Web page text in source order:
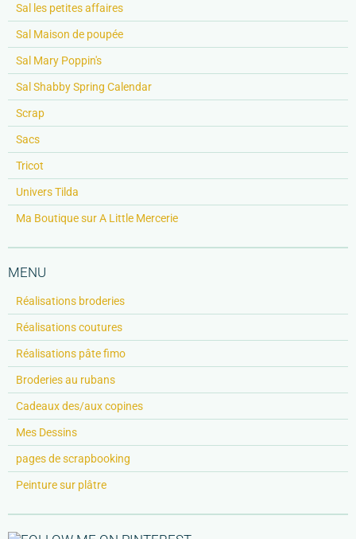
Sal les petites affaires
Sal Maison de poupée
Sal Mary Poppin's
Sal Shabby Spring Calendar
Scrap
Sacs
Tricot
Univers Tilda
Ma Boutique sur A Little Mercerie
MENU
Réalisations broderies
Réalisations coutures
Réalisations pâte fimo
Broderies au rubans
Cadeaux des/aux copines
Mes Dessins
pages de scrapbooking
Peinture sur plâtre